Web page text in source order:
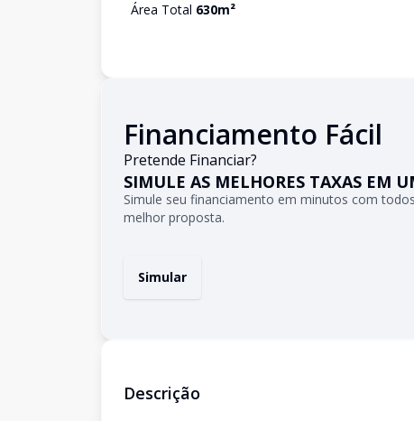
Área Total 630m²
Financiamento Fácil
Pretende Financiar?
SIMULE AS MELHORES TAXAS EM
Simule seu financiamento em minutos com
melhor proposta.
Simular
Descrição